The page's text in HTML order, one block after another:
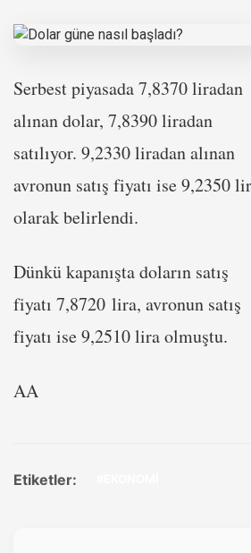
Serbest piyasada 7,8370 liradan
alınan dolar, 7,8390 liradan
satılıyor. 9,2330 liradan alınan
avronun satış fiyatı ise 9,2350
olarak belirlendi.
Dünkü kapanışta doların satış
fiyatı 7,8720 lira, avronun satış
fiyatı ise 9,2510 lira olmuştu.
AA
Etiketler: